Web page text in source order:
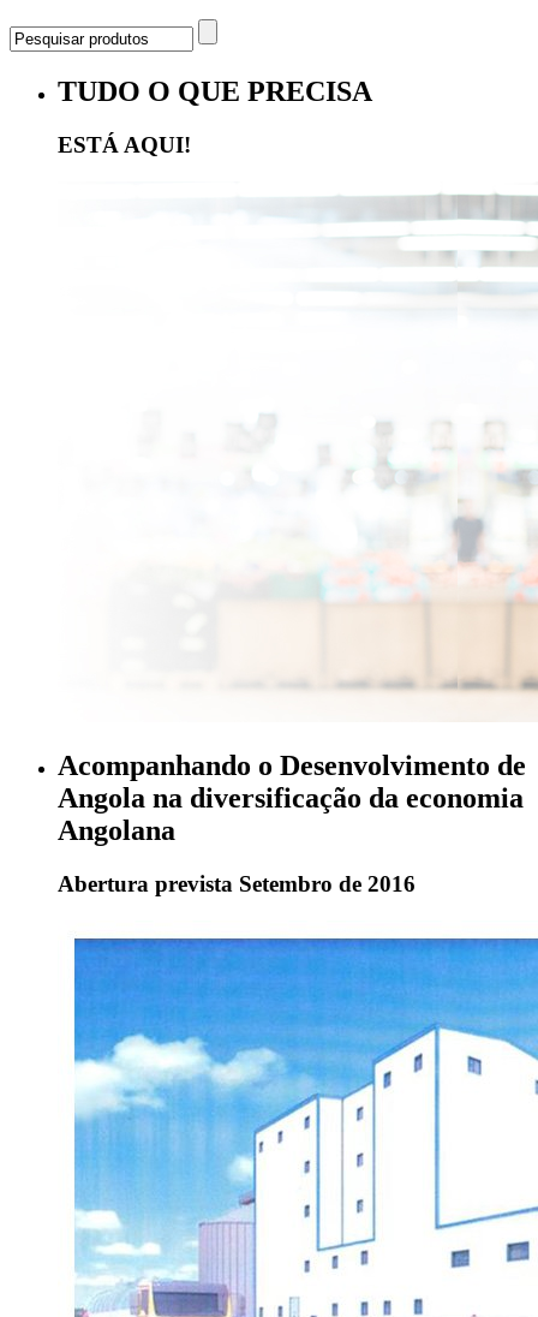
TUDO O QUE PRECISA
ESTÁ AQUI!
Acompanhando o Desenvolvimento de
Angola na diversificação da economia
Angolana
Abertura prevista Setembro de 2016